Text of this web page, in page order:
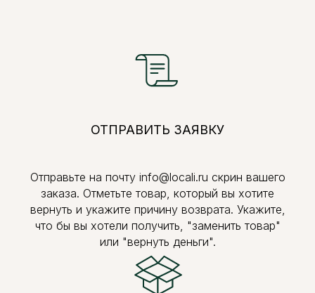
ОТПРАВИТЬ ЗАЯВКУ
Отправьте на почту info@locali.ru скрин вашего
заказа. Отметьте товар, который вы хотите
вернуть и укажите причину возврата. Укажите,
что бы вы хотели получить, "заменить товар"
или "вернуть деньги".